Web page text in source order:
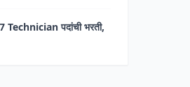
Technician पदांची भरती,